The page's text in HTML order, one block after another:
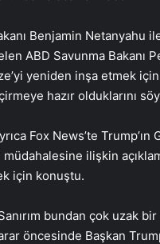
Benjamin Netanyahu
ABD Savunma Bakanı
yeniden inşa etmek
hazır olduklarını
Fox News’te Trump’ın
ilişkin
için konuştu.
bundan çok uzak
öncesinde Başkan